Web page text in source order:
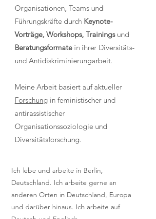
Organisationen, Teams und
Führungskräfte durch Keynote-
Vorträge, Workshops, Trainingsund
Beratungsformate in ihrer Diversitäts-
und Antidiskriminierungarbeit.
Meine Arbeit basiert auf aktueller
Forschung in feministischer und
antirassistischer
Organisationssoziologie und
Diversitätsforschung.
Ich lebe und arbeite in Berlin,
Deutschland. Ich arbeite gerne an
anderen Orten in Deutschland, Europa
und darüber hinaus. Ich arbeite auf